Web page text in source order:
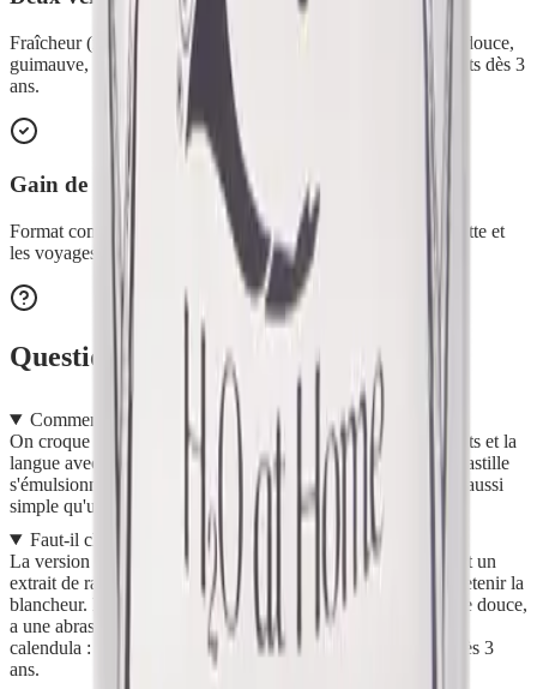
Fraîcheur (menthe, tea tree, iris) ou Douceur (citron, orange douce,
guimauve, calendula) pour les gencives sensibles et les enfants dès 3
ans.
Gain de place et pratique
Format compact idéal pour la salle de bain, la trousse de toilette et
les voyages. Fabriqué en France.
Questions fréquentes
Comment s'utilise une pastille dentifrice ?
On croque la pastille (sans l'avaler), puis on se brosse les dents et la
langue avec une brosse à dents préalablement mouillée. La pastille
s'émulsionne au contact de la brosse et crée la mousse. C'est aussi
simple qu'un dentifrice classique, une fois le geste pris.
Faut-il choisir la version Fraîcheur ou Douceur ?
La version Fraîcheur mise sur la menthe poivrée, le tea tree et un
extrait de racine d'iris pour une haleine fraîche et aider à entretenir la
blancheur. La version Douceur, au goût acidulé citron-orange douce,
a une abrasivité plus délicate et est enrichie en guimauve et
calendula : idéale pour les gencives sensibles et les enfants dès 3
ans.